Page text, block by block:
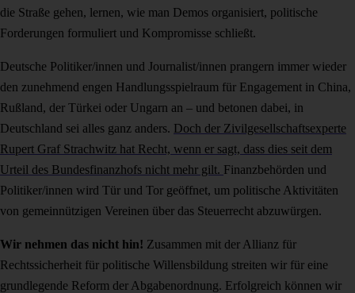
die Straße gehen, lernen, wie man Demos organisiert, politische
Forderungen formuliert und Kompromisse schließt.
Deutsche Politiker/innen und Journalist/innen prangern immer wieder
den zunehmend engen Handlungsspielraum für Engagement in China,
Rußland, der Türkei oder Ungarn an – und betonen dabei, in
Deutschland sei alles ganz anders. Doch der Zivilgesellschaftsexperte
Rupert Graf Strachwitz hat Recht, wenn er sagt, dass dies seit dem
Urteil des Bundesfinanzhofs nicht mehr gilt. Finanzbehörden und
Politiker/innen wird Tür und Tor geöffnet, um politische Aktivitäten
von gemeinnützigen Vereinen über das Steuerrecht abzuwürgen.
Wir nehmen das nicht hin! Zusammen mit der Allianz für
Rechtssicherheit für politische Willensbildung streiten wir für eine
grundlegende Reform der Abgabenordnung. Erfolgreich können wir